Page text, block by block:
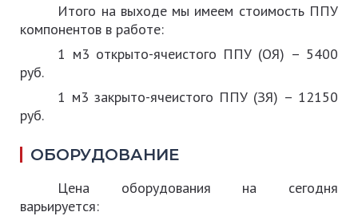
Итого на выходе мы имеем стоимость ППУ
компонентов в работе:
1 м3 открыто-ячеистого ППУ (ОЯ) – 5400
руб.
1 м3 закрыто-ячеистого ППУ (ЗЯ) – 12150
руб.
ОБОРУДОВАНИЕ
Цена оборудования на сегодня
варьируется: